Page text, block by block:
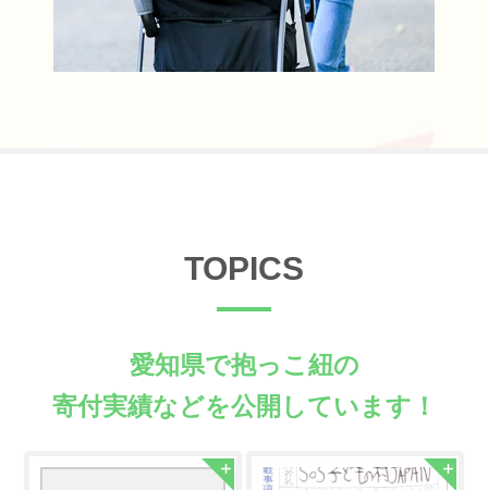
TOPICS
愛知県で抱っこ紐の
寄付実績などを公開しています！